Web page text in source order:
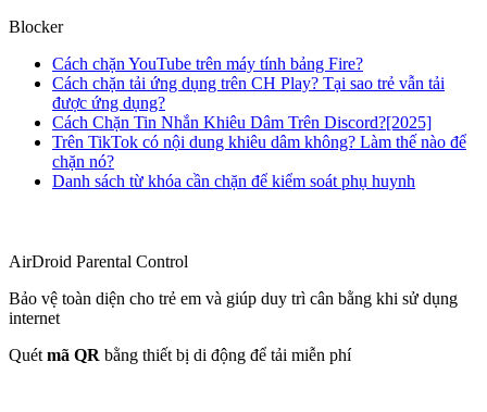
Blocker
Cách chặn YouTube trên máy tính bảng Fire?
Cách chặn tải ứng dụng trên CH Play? Tại sao trẻ vẫn tải
được ứng dụng?
Cách Chặn Tin Nhắn Khiêu Dâm Trên Discord?[2025]
Trên TikTok có nội dung khiêu dâm không? Làm thế nào để
chặn nó?
Danh sách từ khóa cần chặn để kiểm soát phụ huynh
AirDroid Parental Control
Bảo vệ toàn diện cho trẻ em và giúp duy trì cân bằng khi sử dụng
internet
Quét mã QR bằng thiết bị di động để tải miễn phí